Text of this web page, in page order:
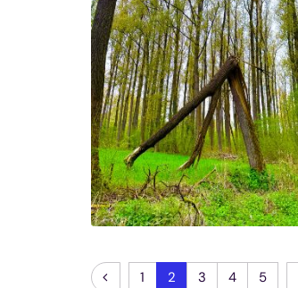
Vorherige Seite
1 2 3 4 5